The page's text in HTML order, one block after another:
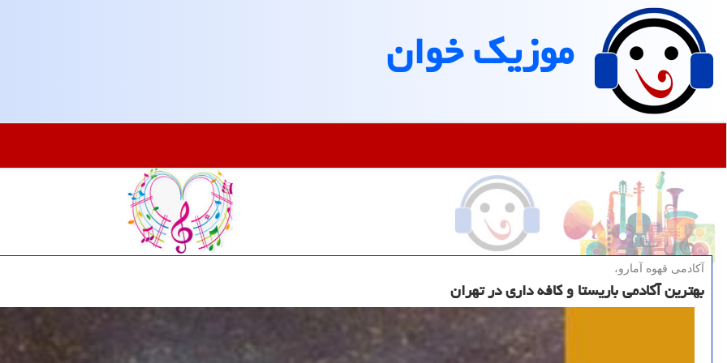
موزیك خوان
آکادمی قهوه آمارو،
بهترین آکادمی باریستا و کافه داری در تهران